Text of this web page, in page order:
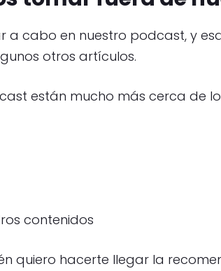
a cabo en nuestro podcast, y
otros artículos.
están mucho más cerca de
contenidos
quiero hacerte llegar la